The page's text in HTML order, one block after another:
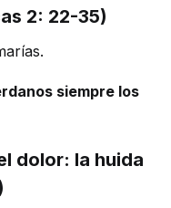
2: 22-35)
siempre los
dolor: la huida